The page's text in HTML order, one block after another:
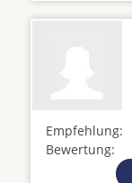
Empfehlung:
Bewertung: